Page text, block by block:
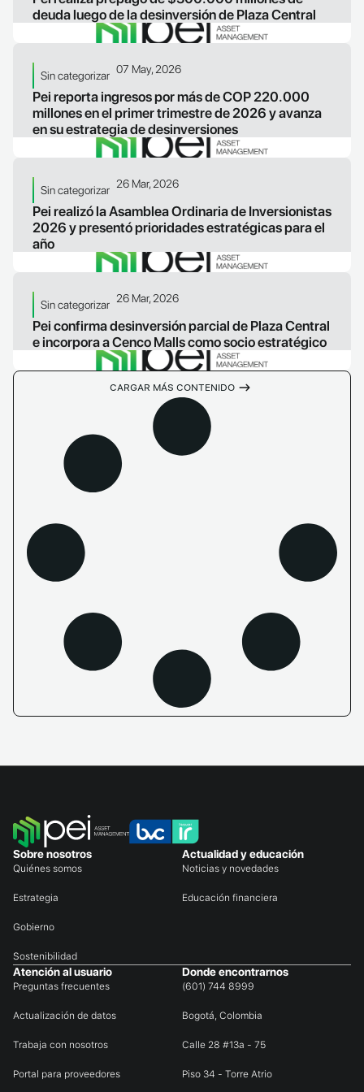
deuda luego de la desinversión de Plaza Central
LEER ARTICULO
Sin categorizar 07 May, 2026
Pei reporta ingresos por más de COP 220.000
millones en el primer trimestre de 2026 y avanza
en su estrategia de desinversiones
LEER ARTICULO
Sin categorizar 26 Mar, 2026
Pei realizó la Asamblea Ordinaria de Inversionistas
2026 y presentó prioridades estratégicas para el
año
LEER ARTICULO
Sin categorizar 26 Mar, 2026
Pei confirma desinversión parcial de Plaza Central
e incorpora a Cenco Malls como socio estratégico
LEER ARTICULO
CARGAR MÁS CONTENIDO
Sobre nosotros
Quiénes somos
Estrategia
Gobierno
Sostenibilidad
Actualidad y educación
Noticias y novedades
Educación financiera
Atención al usuario
Preguntas frecuentes
Actualización de datos
Trabaja con nosotros
Portal para proveedores
Donde encontrarnos
(601) 744 8999
Bogotá, Colombia
Calle 28 #13a - 75
Piso 34 - Torre Atrio